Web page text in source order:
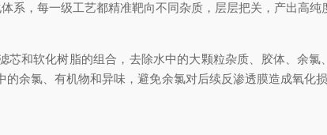
系，每一级工艺都精准靶向不同杂质，层层把关，产出高纯
软化树脂的组合，去除水中的大颗粒杂质、胶体、余氯
余氯、有机物和异味，避免余氯对后续反渗透膜造成氧化